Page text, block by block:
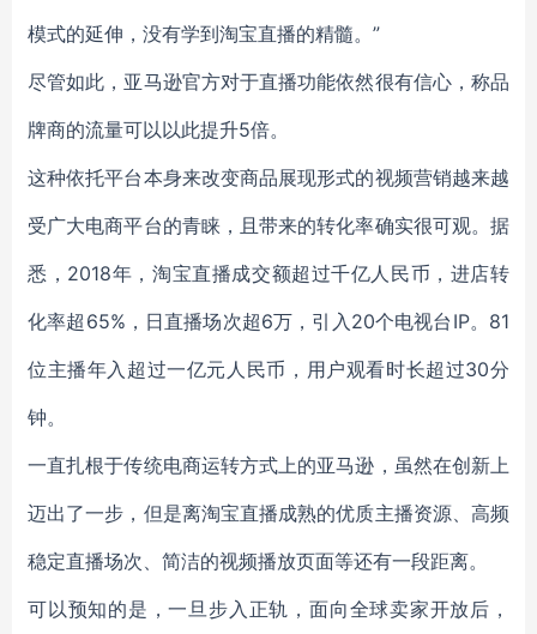
模式的延伸，没有学到淘宝直播的精髓。”
尽管如此，亚马逊官方对于直播功能依然很有信心，称品
牌商的流量可以以此提升5倍。
这种依托平台本身来改变商品展现形式的视频营销越来越
受广大电商平台的青睐，且带来的转化率确实很可观。据
悉，2018年，淘宝直播成交额超过千亿人民币，进店转
化率超65%，日直播场次超6万，引入20个电视台IP。81
位主播年入超过一亿元人民币，用户观看时长超过30分
钟。
一直扎根于传统电商运转方式上的亚马逊，虽然在创新上
迈出了一步，但是离淘宝直播成熟的优质主播资源、高频
稳定直播场次、简洁的视频播放页面等还有一段距离。
可以预知的是，一旦步入正轨，面向全球卖家开放后，